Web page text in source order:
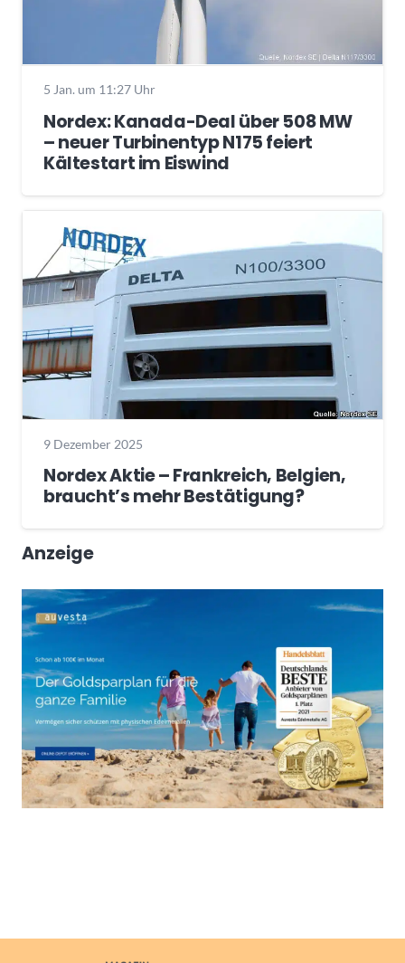
5 Jan. um 11:27 Uhr
Nordex: Kanada-Deal über 508 MW
– neuer Turbinentyp N175 feiert
Kältestart im Eiswind
9 Dezember 2025
Nordex Aktie – Frankreich, Belgien,
braucht’s mehr Bestätigung?
Anzeige